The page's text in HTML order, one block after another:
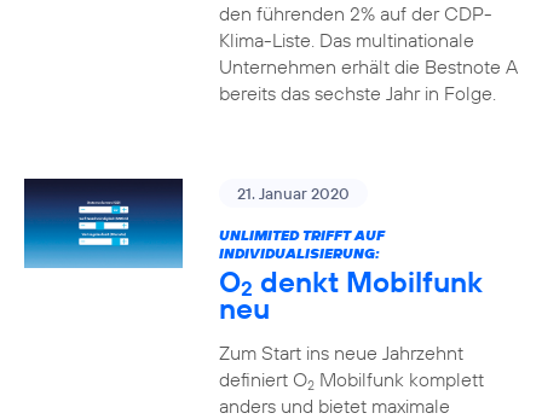
den führenden 2% auf der CDP-
Klima-Liste. Das multinationale
Unternehmen erhält die Bestnote A
bereits das sechste Jahr in Folge.
21. Januar 2020
UNLIMITED TRIFFT AUF
INDIVIDUALISIERUNG:
O2 denkt Mobilfunk
neu
Zum Start ins neue Jahrzehnt
definiert O2Mobilfunk komplett
anders und bietet maximale